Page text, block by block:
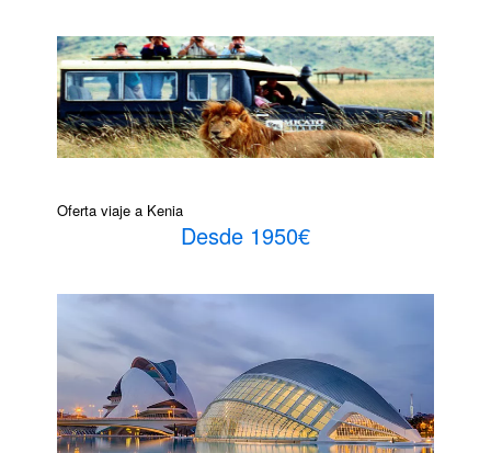
Oferta viaje a Kenia
Desde 1950€